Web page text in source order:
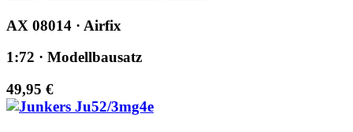
AX 08014 · Airfix
1:72 · Modellbausatz
49,95 €